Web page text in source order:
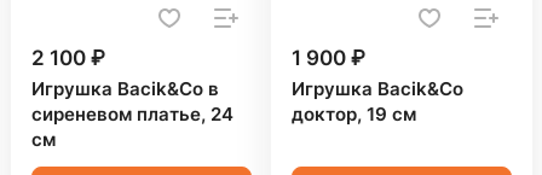
2 100 ₽
Игрушка Bacik&Co в
сиреневом платье, 24
см
1 900 ₽
Игрушка Bacik&Co
доктор, 19 см